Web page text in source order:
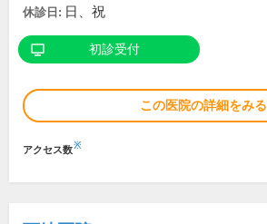
休診日: 日、祝
初診受付
この医院の詳細をみる
アクセス数※